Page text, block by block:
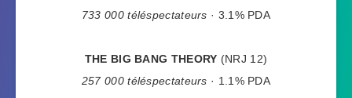
733 000 téléspectateurs · 3.1% PDA
THE BIG BANG THEORY (NRJ 12)
257 000 téléspectateurs · 1.1% PDA